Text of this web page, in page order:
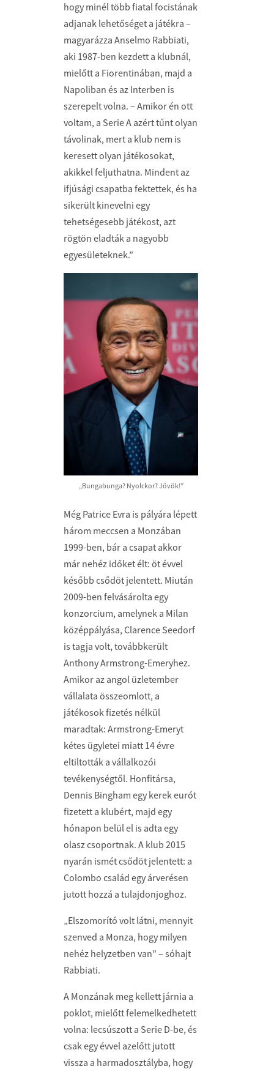
hogy minél több fiatal focistának
adjanak lehetőséget a játékra –
magyarázza Anselmo Rabbiati,
aki 1987-ben kezdett a klubnál,
mielőtt a Fiorentinában, majd a
Napoliban és az Interben is
szerepelt volna. – Amikor én ott
voltam, a Serie A azért tűnt olyan
távolinak, mert a klub nem is
keresett olyan játékosokat,
akikkel feljuthatna. Mindent az
ifjúsági csapatba fektettek, és ha
sikerült kinevelni egy
tehetségesebb játékost, azt
rögtön eladták a nagyobb
egyesületeknek.”
„Bungabunga? Nyolckor? Jövök!”
Még Patrice Evra is pályára lépett
három meccsen a Monzában
1999-ben, bár a csapat akkor
már nehéz időket élt: öt évvel
később csődöt jelentett. Miután
2009-ben felvásárolta egy
konzorcium, amelynek a Milan
középpályása, Clarence Seedorf
is tagja volt, továbbkerült
Anthony Armstrong-Emeryhez.
Amikor az angol üzletember
vállalata összeomlott, a
játékosok fizetés nélkül
maradtak: Armstrong-Emeryt
kétes ügyletei miatt 14 évre
eltiltották a vállalkozói
tevékenységtől. Honfitársa,
Dennis Bingham egy kerek eurót
fizetett a klubért, majd egy
hónapon belül el is adta egy
olasz csoportnak. A klub 2015
nyarán ismét csődöt jelentett: a
Colombo család egy árverésen
jutott hozzá a tulajdonjoghoz.
„Elszomorító volt látni, mennyit
szenved a Monza, hogy milyen
nehéz helyzetben van” – sóhajt
Rabbiati.
A Monzának meg kellett járnia a
poklot, mielőtt felemelkedhetett
volna: lecsúszott a Serie D-be, és
csak egy évvel azelőtt jutott
vissza a harmadosztályba, hogy